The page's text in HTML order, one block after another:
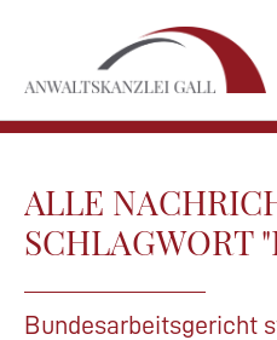
ALLE
SCHLAGWORT
Bundesarbeitsgericht